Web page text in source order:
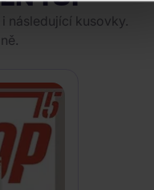
následující kusovky.